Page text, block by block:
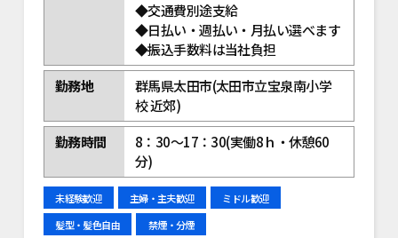
◆交通費別途支給
◆日払い・週払い・月払い選べます
◆振込手数料は当社負担
勤務地
群馬県太田市(太田市立宝泉南小学
校 近郊)
勤務時間
8：30～17：30(実働8ｈ・休憩60
分)
未経験歓迎 主婦・主夫歓迎
ミドル歓迎
髪型・髪色自由
禁煙・分煙